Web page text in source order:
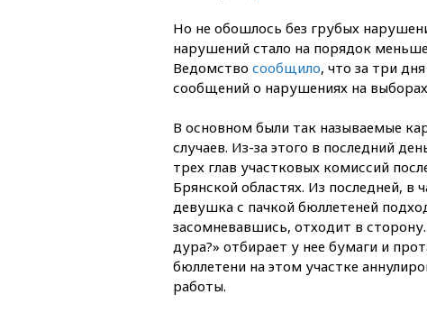
Но не обошлось без грубых
нарушений стало на порядок
Ведомство сообщило, что за три
сообщений о нарушениях на
В основном были так называемые
случаев. Из-за этого в последний
трех глав участковых комиссий
Брянской областях. Из последней, в
девушка с пачкой бюллетеней
засомневавшись, отходит в
дура?» отбирает у нее бумаги и
бюллетени на этом участке
работы.